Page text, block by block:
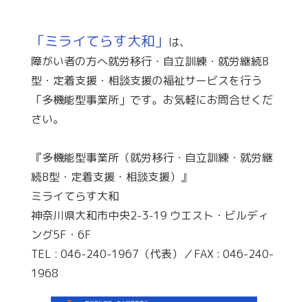
「ミライてらす大和」 は、
障がい者の方へ就労移行・自立訓練・就労継続B
型・定着支援・相談支援の福祉サービスを行う
「多機能型事業所」です。お気軽にお問合せくだ
さい。
『多機能型事業所（就労移行・自立訓練・就労継
続B型・定着支援・相談支援）』
ミライてらす大和
神奈川県大和市中央2-3-19 ウエスト・ビルディ
ング5F・6F
TEL : 046-240-1967（代表）／FAX : 046-240-
1968